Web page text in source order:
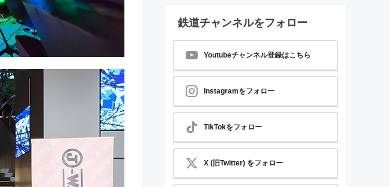
鉄道チャンネルをフォロー
Youtubeチャンネル登録はこちら
Instagramをフォロー
TikTokをフォロー
X (旧Twitter) をフォロー